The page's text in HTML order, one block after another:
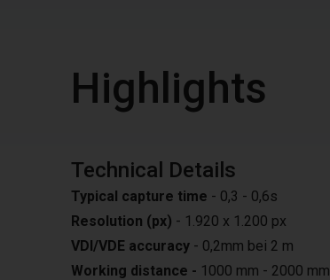
Highlights
Technical Details
Typical capture time - 0,3 - 0,6s
Resolution (px) - 1.920 x 1.200 px
VDI/VDE accuracy - 0,2mm bei 2 m
Working distance - 1000 mm - 2000 mm